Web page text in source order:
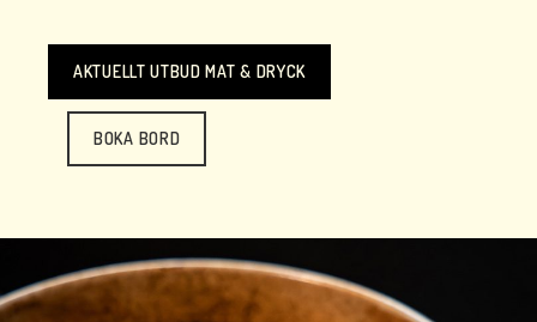
AKTUELLT UTBUD MAT & DRYCK
BOKA BORD